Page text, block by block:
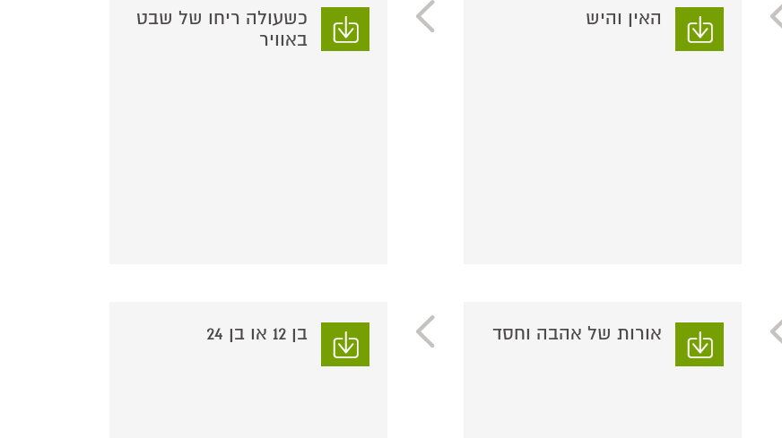
האין והיש
כשעולה ריחו של שבט
באוויר
אורות של אהבה וחסד בן 12 או בן 24